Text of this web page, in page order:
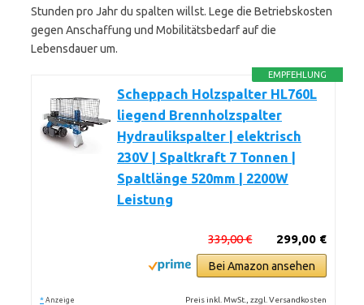
Stunden pro Jahr du spalten willst. Lege die Betriebskosten
gegen Anschaffung und Mobilitätsbedarf auf die
Lebensdauer um.
EMPFEHLUNG
Scheppach Holzspalter HL760L
liegend Brennholzspalter
Hydraulikspalter | elektrisch
230V | Spaltkraft 7 Tonnen |
Spaltlänge 520mm | 2200W
Leistung
299,00 €
339,00 €
Bei Amazon ansehen
* Anzeige Preis inkl. MwSt., zzgl. Versandkosten